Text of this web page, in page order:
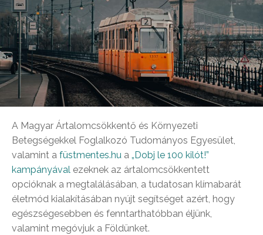
A Magyar Ártalomcsökkentő és Környezeti
Betegségekkel Foglalkozó Tudományos Egyesület,
valamint a füstmentes.hu a „Dobj le 100 kilót!”
kampányával ezeknek az ártalomcsökkentett
opcióknak a megtalálásában, a tudatosan klímabarát
életmód kialakításában nyújt segítséget azért, hogy
egészségesebben és fenntarthatóbban éljünk,
valamint megóvjuk a Földünket.